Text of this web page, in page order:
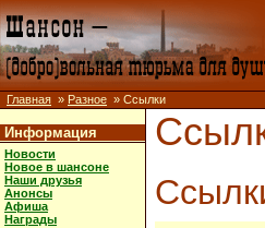
Главная » Разное » Ссылки
Информация
Новости
Новое в шансоне
Наши друзья
Анонсы
Афиша
Награды